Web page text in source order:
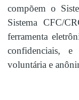
compõem o
Sistema CFC/
ferramenta
confidenciais,
voluntária e